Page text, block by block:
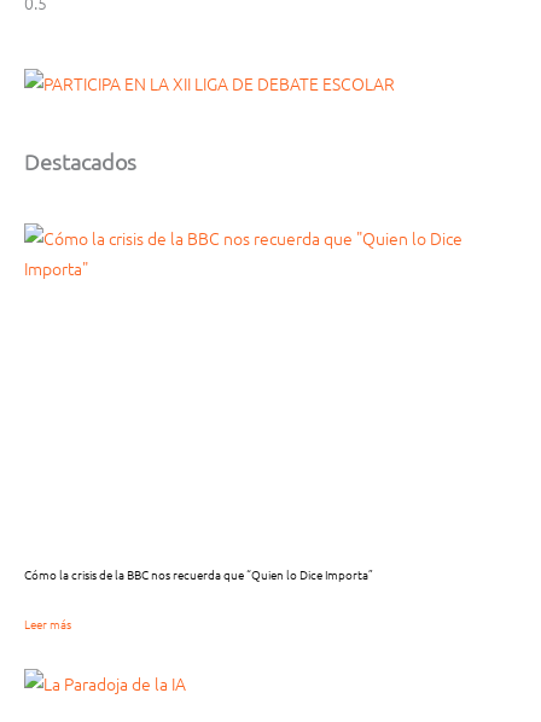
Destacados
Cómo la crisis de la BBC nos recuerda que “Quien lo Dice Importa”
Leer más